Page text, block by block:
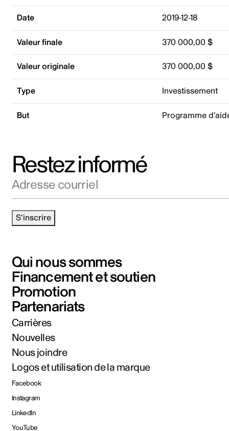
Date 2019-12-18
Valeur finale 370 000,00 $
Valeur originale 370 000,00 $
Type Investissement
But Programme
Restez informé
S'inscrire
Qui nous sommes
Financement et soutien
Promotion
Partenariats
Carrières
Nouvelles
Nous joindre
Logos et utilisation de la marque
Facebook
Instagram
LinkedIn
YouTube